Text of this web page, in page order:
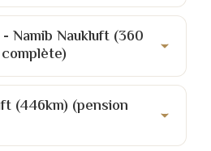
Namib Naukluft (360
(446km) (pension